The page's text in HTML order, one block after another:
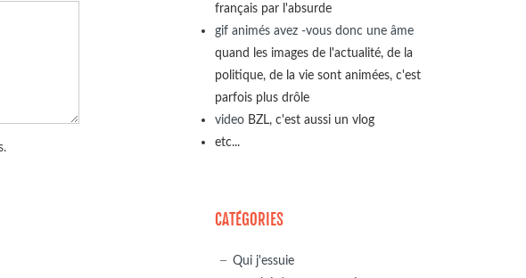
français par l'absurde
gif animés avez -vous donc une âme
quand les images de l'actualité, de la
politique, de la vie sont animées, c'est
parfois plus drôle
video BZL, c'est aussi un vlog
etc...
CATÉGORIES
Qui j'essuie